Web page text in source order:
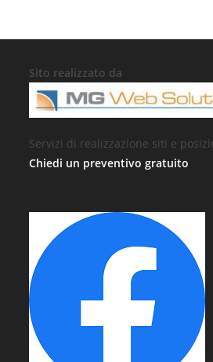
Sito realizzato da
Servizi di realizzazione siti e
Chiedi un preventivo gratuito